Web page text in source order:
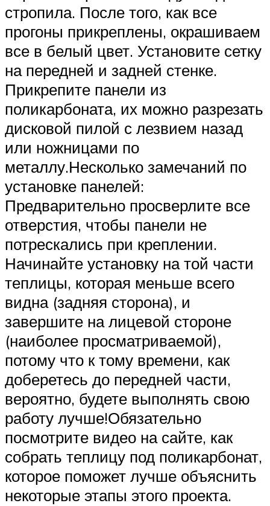
стропила. После того, как все
прогоны прикреплены, окрашиваем
все в белый цвет. Установите сетку
на передней и задней стенке.
Прикрепите панели из
поликарбоната, их можно разрезать
дисковой пилой с лезвием назад
или ножницами по
металлу.Несколько замечаний по
установке панелей:
Предварительно просверлите все
отверстия, чтобы панели не
потрескались при креплении.
Начинайте установку на той части
теплицы, которая меньше всего
видна (задняя сторона), и
завершите на лицевой стороне
(наиболее просматриваемой),
потому что к тому времени, как
доберетесь до передней части,
вероятно, будете выполнять свою
работу лучше!Обязательно
посмотрите видео на сайте, как
собрать теплицу под поликарбонат,
которое поможет лучше объяснить
некоторые этапы этого проекта.